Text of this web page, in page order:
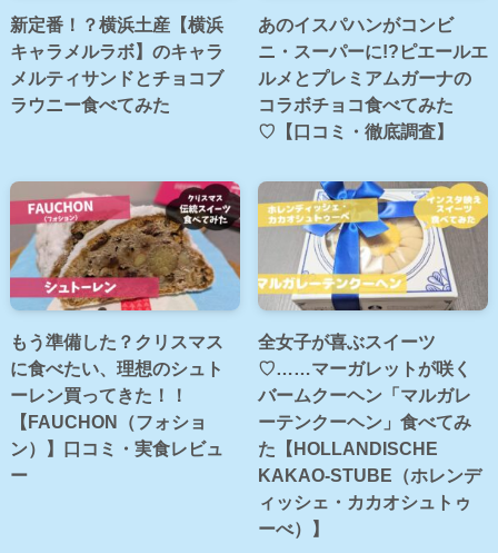
新定番！？横浜土産【横浜
キャラメルラボ】のキャラ
メルティサンドとチョコブ
ラウニー食べてみた
あのイスパハンがコンビ
ニ・スーパーに!?ピエールエ
ルメとプレミアムガーナの
コラボチョコ食べてみた
♡【口コミ・徹底調査】
もう準備した？クリスマス
に食べたい、理想のシュト
ーレン買ってきた！！
【FAUCHON（フォショ
ン）】口コミ・実食レビュ
ー
全女子が喜ぶスイーツ
♡……マーガレットが咲く
バームクーヘン「マルガレ
ーテンクーヘン」食べてみ
た【HOLLANDISCHE
KAKAO-STUBE（ホレンデ
ィッシェ・カカオシュトゥ
ーべ）】